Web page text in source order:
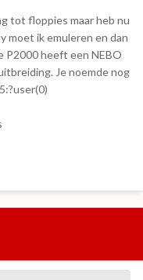
ik bedoel op de
je het werkend krijgt
tot floppies maar heb nu
moet ik emuleren en dan
P2000 heeft een NEBO
Je noemde nog